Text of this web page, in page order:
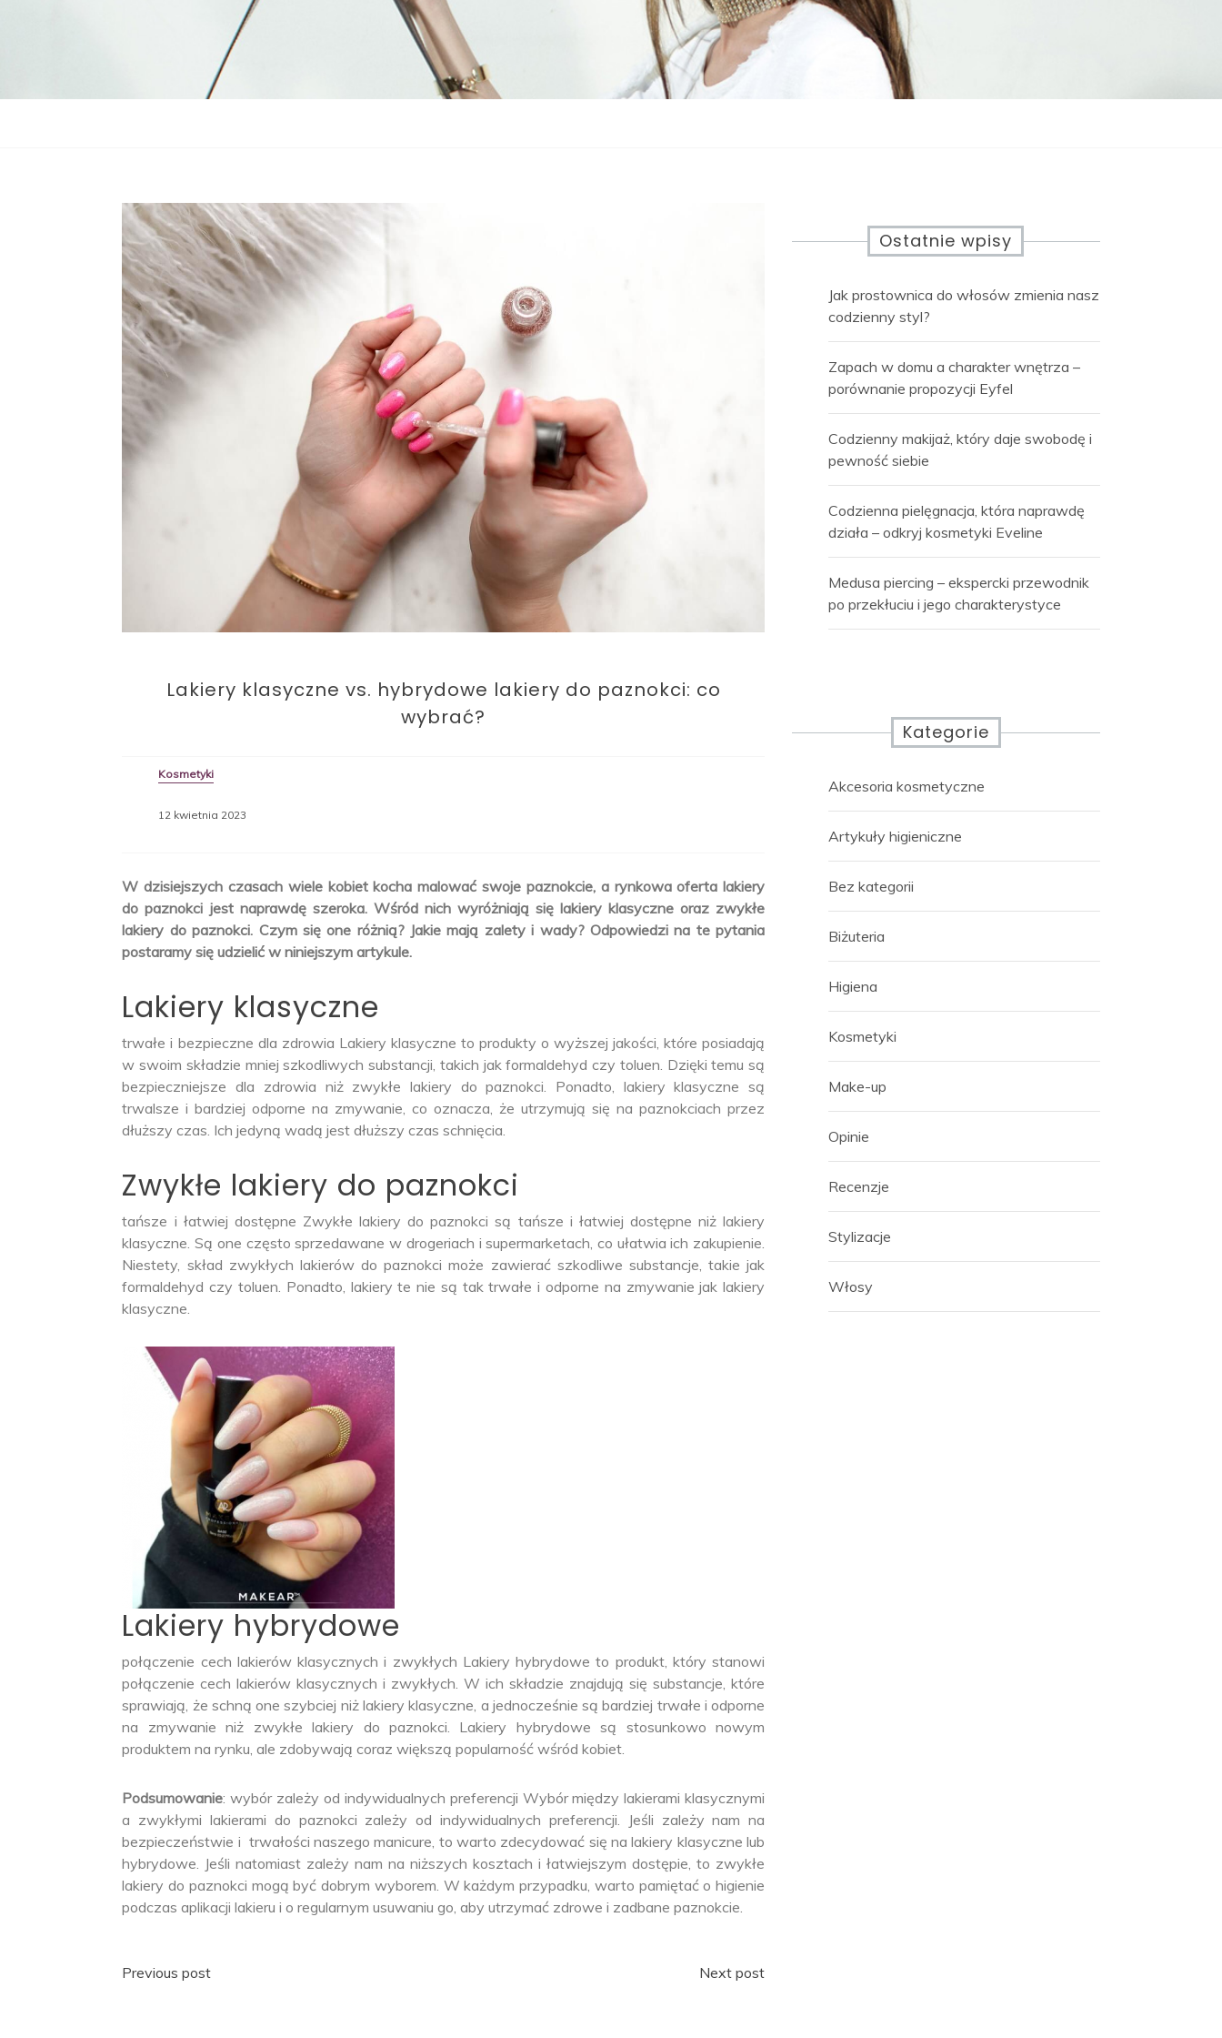
Lakiery klasyczne vs. hybrydowe lakiery do paznokci: co
wybrać?
Kosmetyki
12 kwietnia 2023
W dzisiejszych czasach wiele kobiet kocha malować swoje paznokcie, a rynkowa oferta lakiery
do paznokci jest naprawdę szeroka. Wśród nich wyróżniają się lakiery klasyczne oraz zwykłe
lakiery do paznokci. Czym się one różnią? Jakie mają zalety i wady? Odpowiedzi na te pytania
postaramy się udzielić w niniejszym artykule.
Lakiery klasyczne
trwałe i bezpieczne dla zdrowia Lakiery klasyczne to produkty o wyższej jakości, które posiadają
w swoim składzie mniej szkodliwych substancji, takich jak formaldehyd czy toluen. Dzięki temu są
bezpieczniejsze dla zdrowia niż zwykłe lakiery do paznokci. Ponadto, lakiery klasyczne są
trwalsze i bardziej odporne na zmywanie, co oznacza, że utrzymują się na paznokciach przez
dłuższy czas. Ich jedyną wadą jest dłuższy czas schnięcia.
Zwykłe lakiery do paznokci
tańsze i łatwiej dostępne Zwykłe lakiery do paznokci są tańsze i łatwiej dostępne niż lakiery
klasyczne. Są one często sprzedawane w drogeriach i supermarketach, co ułatwia ich zakupienie.
Niestety, skład zwykłych lakierów do paznokci może zawierać szkodliwe substancje, takie jak
formaldehyd czy toluen. Ponadto, lakiery te nie są tak trwałe i odporne na zmywanie jak lakiery
klasyczne.
Lakiery hybrydowe
połączenie cech lakierów klasycznych i zwykłych Lakiery hybrydowe to produkt, który stanowi
połączenie cech lakierów klasycznych i zwykłych. W ich składzie znajdują się substancje, które
sprawiają, że schną one szybciej niż lakiery klasyczne, a jednocześnie są bardziej trwałe i odporne
na zmywanie niż zwykłe lakiery do paznokci. Lakiery hybrydowe są stosunkowo nowym
produktem na rynku, ale zdobywają coraz większą popularność wśród kobiet.
Podsumowanie: wybór zależy od indywidualnych preferencji Wybór między lakierami klasycznymi
a zwykłymi lakierami do paznokci zależy od indywidualnych preferencji. Jeśli zależy nam na
bezpieczeństwie i trwałości naszego manicure, to warto zdecydować się na lakiery klasyczne lub
hybrydowe. Jeśli natomiast zależy nam na niższych kosztach i łatwiejszym dostępie, to zwykłe
lakiery do paznokci mogą być dobrym wyborem. W każdym przypadku, warto pamiętać o higienie
podczas aplikacji lakieru i o regularnym usuwaniu go, aby utrzymać zdrowe i zadbane paznokcie.
Nawigacja
Previous post Next post
Ostatnie wpisy
Jak prostownica do włosów zmienia nasz
codzienny styl?
Zapach w domu a charakter wnętrza –
porównanie propozycji Eyfel
Codzienny makijaż, który daje swobodę i
pewność siebie
Codzienna pielęgnacja, która naprawdę
działa – odkryj kosmetyki Eveline
Medusa piercing – ekspercki przewodnik
po przekłuciu i jego charakterystyce
Kategorie
Akcesoria kosmetyczne
Artykuły higieniczne
Bez kategorii
Biżuteria
Higiena
Kosmetyki
Make-up
Opinie
Recenzje
Stylizacje
Włosy